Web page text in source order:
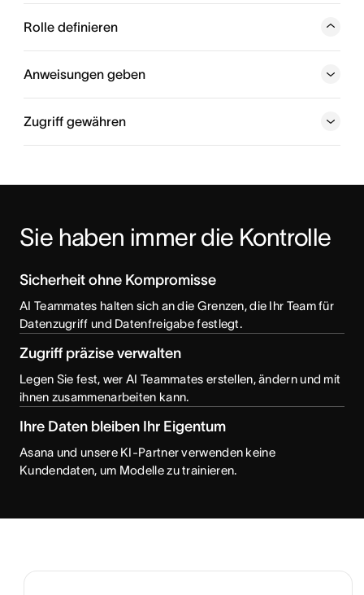
Rolle definieren
Beschreiben Sie kurz, wobei der AI Teammate helfen soll.
Anweisungen geben
Zugriff gewähren
Sie haben immer die Kontrolle
Sicherheit ohne Kompromisse
AI Teammates halten sich an die Grenzen, die Ihr Team für
Datenzugriff und Datenfreigabe festlegt.
Zugriff präzise verwalten
Legen Sie fest, wer AI Teammates erstellen, ändern und mit
ihnen zusammenarbeiten kann.
Ihre Daten bleiben Ihr Eigentum
Asana und unsere KI-Partner verwenden keine
Kundendaten, um Modelle zu trainieren.